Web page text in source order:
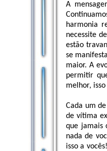
A
harmonia
necessite
estão
se
maior. A
permitir
melhor,
Cada um
de vítima
que jamais
nada de
isso a